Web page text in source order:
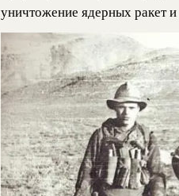
уничтожение ядерных ракет и